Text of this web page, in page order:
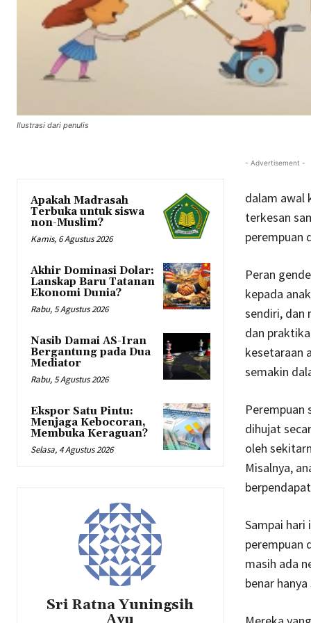
Ilustrasi dari penulis
Apakah Madrasah
Terbuka untuk siswa
non-Muslim?
Kamis, 6 Agustus 2026
Akhir Dominasi Dolar:
Lanskap Baru Tatanan
Ekonomi Dunia?
Rabu, 5 Agustus 2026
Nasib Damai AS-Iran
Bergantung pada Dua
Mediator
Rabu, 5 Agustus 2026
Ekspor Satu Pintu:
Menjaga Kebocoran,
Membuka Keraguan?
Selasa, 4 Agustus 2026
Sri Ratna Yuningsih
Ayu
- Advertisement -
dalam awal
terkesan
perempuan
Peran
kepada
sendiri, dan
dan
kesetaraan
semakin
Perempuan
dihujat
oleh
Misalnya,
Sampai hari
perempuan
masih ada
benar